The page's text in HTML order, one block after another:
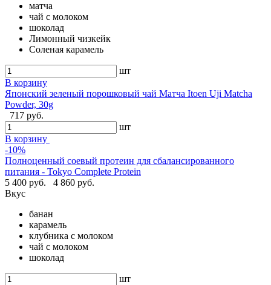
матча
чай с молоком
шоколад
Лимонный чизкейк
Соленая карамель
шт
В корзину
Японский зеленый порошковый чай Матча Itoen Uji Matcha
Powder, 30g
717 руб.
шт
В корзину
-10%
Полноценный соевый протеин для сбалансированного
питания - Tokyo Complete Protein
5 400 руб.
4 860 руб.
Вкус
банан
карамель
клубника с молоком
чай с молоком
шоколад
шт